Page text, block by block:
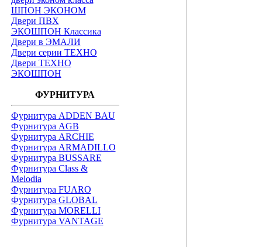
ШПОН ЭКОНОМ
Двери ПВХ
ЭКОШПОН Классика
Двери в ЭМАЛИ
Двери серии ТЕХНО
Двери ТЕХНО
ЭКОШПОН
ФУРНИТУРА
Фурнитура ADDEN BAU
Фурнитура AGB
Фурнитура ARCHIE
Фурнитура ARMADILLO
Фурнитура BUSSARE
Фурнитура Class &
Melodia
Фурнитура FUARO
Фурнитура GLOBAL
Фурнитура MORELLI
Фурнитура VANTAGE